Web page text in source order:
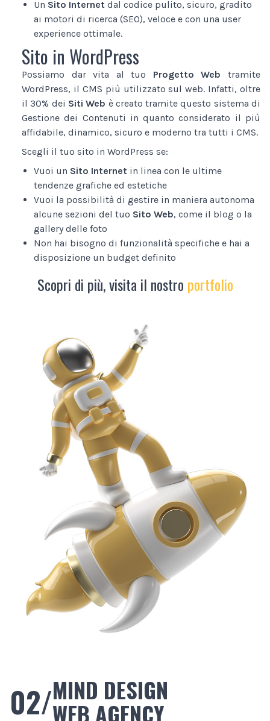
Un Sito Internet dal codice pulito, sicuro, gradito
ai motori di ricerca (SEO), veloce e con una user
experience ottimale.
Sito in WordPress
Possiamo dar vita al tuo Progetto Web tramite
WordPress, il CMS più utilizzato sul web. Infatti, oltre
il 30% dei Siti Web è creato tramite questo sistema di
Gestione dei Contenuti in quanto considerato il più
affidabile, dinamico, sicuro e moderno tra tutti i CMS.
Scegli il tuo sito in WordPress se:
Vuoi un Sito Internet in linea con le ultime
tendenze grafiche ed estetiche
Vuoi la possibilità di gestire in maniera autonoma
alcune sezioni del tuo Sito Web, come il blog o la
gallery delle foto
Non hai bisogno di funzionalità specifiche e hai a
disposizione un budget definito
Scopri di più, visita il nostro portfolio
02/MIND DESIGN
WEB AGENCY